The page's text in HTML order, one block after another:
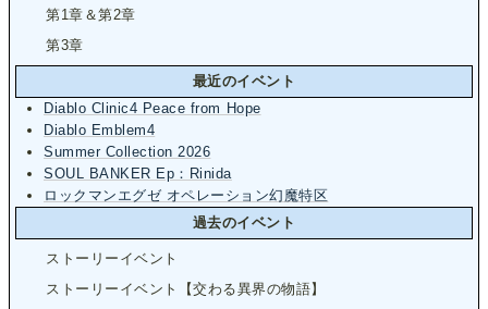
第1章＆第2章
第3章
最近のイベント
Diablo Clinic4 Peace from Hope
Diablo Emblem4
Summer Collection 2026
SOUL BANKER Ep：Rinida
ロックマンエグゼ オペレーション幻魔特区
過去のイベント
ストーリーイベント
ストーリーイベント【交わる異界の物語】